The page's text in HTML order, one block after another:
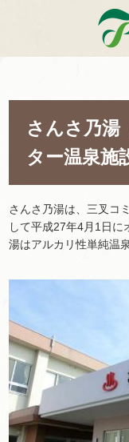
さんさ乃湯
ター温泉施
さんさ乃湯は、三叉コ
して平成27年4月1日
湯はアルカリ性単純温